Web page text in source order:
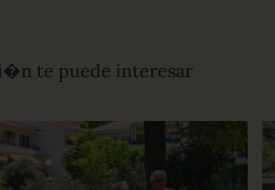
te puede interesar